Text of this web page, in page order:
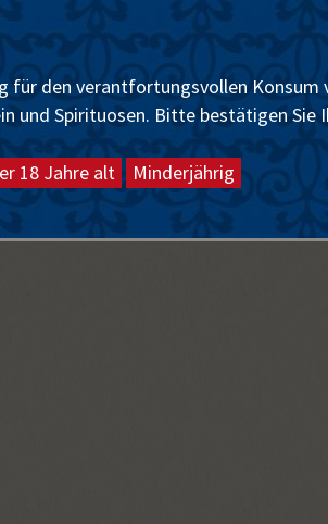
für den verantfortungsvollen Konsum
und Spirituosen. Bitte bestätigen Sie